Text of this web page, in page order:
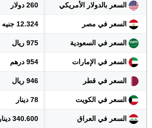
السعر بالدولار الأمريكي 260 دولار
السعر في مصر 12.324 جنيه
السعر في السعودية 975 ريال
السعر في الإمارات 954 درهم
السعر في قطر 946 ريال
السعر في الكويت 78 دينار
السعر في العراق 340.600 دينار